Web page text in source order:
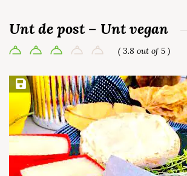
Unt de post – Unt vegan
( 3.8 out of 5 )
Save Recipe